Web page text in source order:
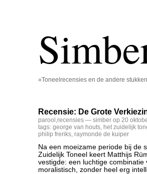
»Toneelrecensies en de andere stukken
Recensie: De Grote
parool ,recensies — simber op 20
tags: george van houts, het zuidelijk
philip freriks, raymonde de kuiper
Na een moeizame periode bij de
Zuidelijk Toneel keert Matthijs
vestigde: een luchtige
moralistisch, zonder heel erg